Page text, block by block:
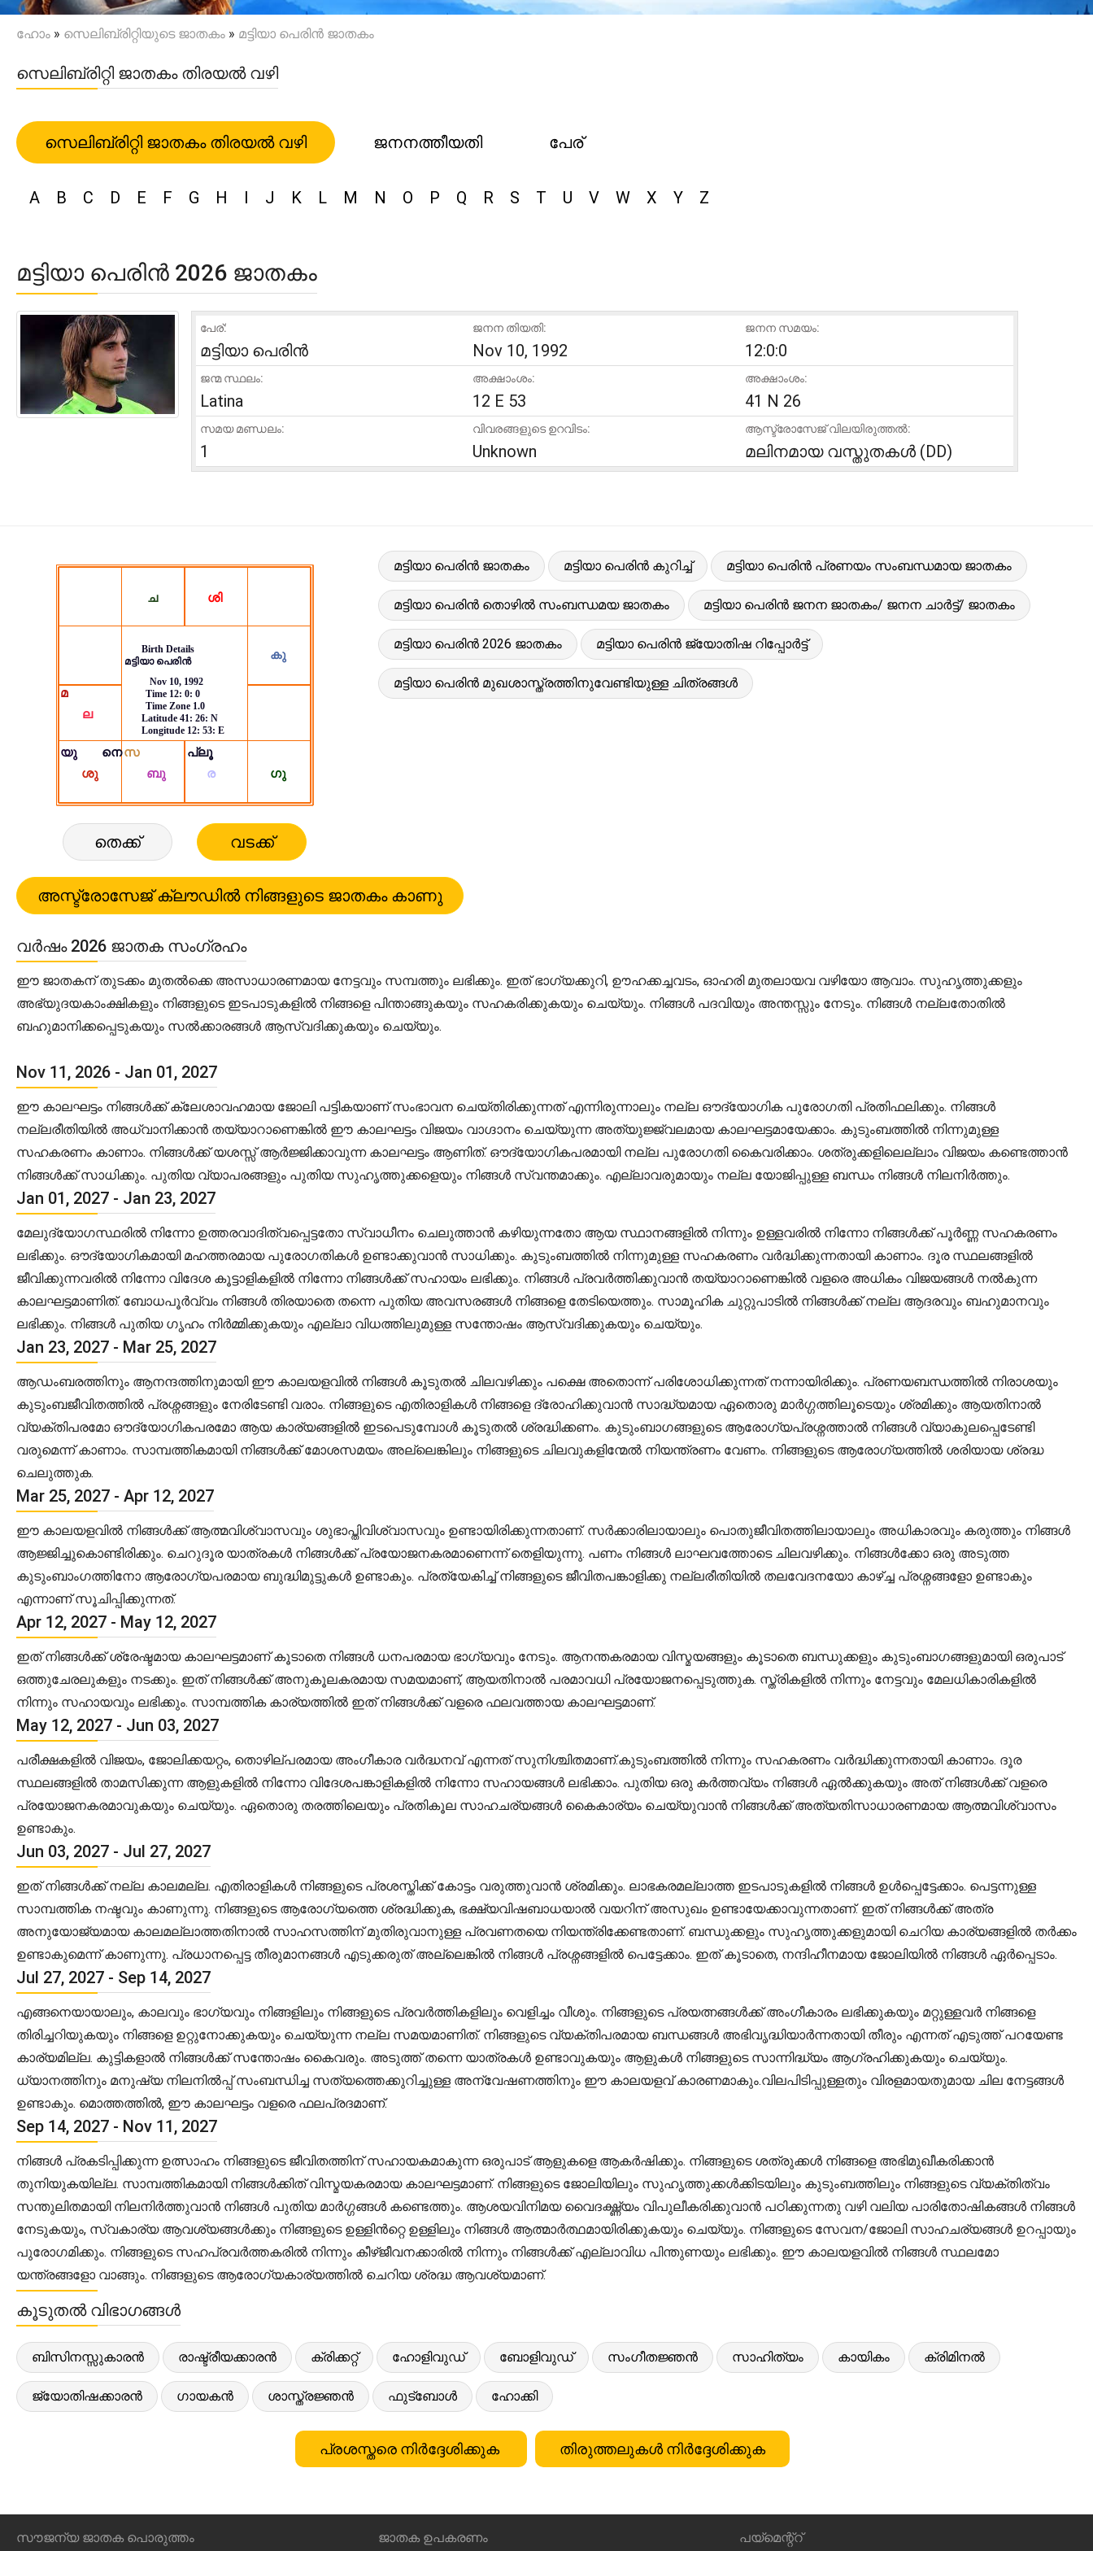
ഹോം » സെലിബ്രിറ്റിയുടെ ജാതകം » മട്ടിയാ പെരിൻ ജാതകം
സെലിബ്രിറ്റി ജാതകം തിരയൽ വഴി
സെലിബ്രിറ്റി ജാതകം തിരയൽ വഴി ജനനത്തീയതി പേര്
A B C D E F G H I J K L M N O P Q R S T U V W X Y Z
മട്ടിയാ പെരിൻ 2026 ജാതകം
പേര്:
മട്ടിയാ പെരിൻ
ജനന തിയതി:
Nov 10, 1992
ജനന സമയം:
12:0:0
ജന്മ സ്ഥലം:
Latina
അക്ഷാംശം:
12 E 53
അക്ഷാംശം:
41 N 26
സമയ മണ്ഡലം:
1
വിവരങ്ങളുടെ ഉറവിടം:
Unknown
ആസ്ട്രോസേജ് വിലയിരുത്തൽ:
മലിനമായ വസ്തുതകൾ (DD)
തെക്ക് വടക്ക്
മട്ടിയാ പെരിൻ ജാതകം മട്ടിയാ പെരിൻ കുറിച്ച് മട്ടിയാ പെരിൻ പ്രണയം സംബന്ധമായ ജാതകം
മട്ടിയാ പെരിൻ തൊഴിൽ സംബന്ധമയ ജാതകം മട്ടിയാ പെരിൻ ജനന ജാതകം/ ജനന ചാർട്ട്/ ജാതകം
മട്ടിയാ പെരിൻ 2026 ജാതകം മട്ടിയാ പെരിൻ ജ്യോതിഷ റിപ്പോർട്ട്
മട്ടിയാ പെരിൻ മുഖശാസ്ത്രത്തിനുവേണ്ടിയുള്ള ചിത്രങ്ങൾ
വർഷം 2026 ജാതക സംഗ്രഹം
ഈ ജാതകന് തുടക്കം മുതൽക്കെ അസാധാരണമായ നേട്ടവും സമ്പത്തും ലഭിക്കും. ഇത് ഭാഗ്യക്കുറി, ഊഹക്കച്ചവടം, ഓഹരി മുതലായവ വഴിയോ ആവാം. സുഹൃത്തുക്കളും
അഭ്യുദയകാംക്ഷികളും നിങ്ങളുടെ ഇടപാടുകളിൽ നിങ്ങളെ പിന്താങ്ങുകയും സഹകരിക്കുകയും ചെയ്യും. നിങ്ങൾ പദവിയും അന്തസ്സും നേടും. നിങ്ങൾ നല്ലതോതിൽ
ബഹുമാനിക്കപ്പെടുകയും സൽക്കാരങ്ങൾ ആസ്വദിക്കുകയും ചെയ്യും.
Nov 11, 2026 - Jan 01, 2027
ഈ കാലഘട്ടം നിങ്ങൾക്ക് ക്ലേശാവഹമായ ജോലി പട്ടികയാണ് സംഭാവന ചെയ്തിരിക്കുന്നത് എന്നിരുന്നാലും നല്ല ഔദ്യോഗിക പുരോഗതി പ്രതിഫലിക്കും. നിങ്ങൾ
നല്ലരീതിയിൽ അധ്വാനിക്കാൻ തയ്യാറാണെങ്കിൽ ഈ കാലഘട്ടം വിജയം വാഗ്ദാനം ചെയ്യുന്ന അത്യുജ്ജ്വലമായ കാലഘട്ടമായേക്കാം. കുടുംബത്തിൽ നിന്നുമുള്ള
സഹകരണം കാണാം. നിങ്ങൾക്ക് യശസ്സ് ആർജ്ജിക്കാവുന്ന കാലഘട്ടം ആണിത്. ഔദ്യോഗികപരമായി നല്ല പുരോഗതി കൈവരിക്കാം. ശത്രുക്കളിലെല്ലാം വിജയം കണ്ടെത്താൻ
നിങ്ങൾക്ക് സാധിക്കും. പുതിയ വ്യാപരങ്ങളും പുതിയ സുഹൃത്തുക്കളെയും നിങ്ങൾ സ്വന്തമാക്കും. എല്ലാവരുമായും നല്ല യോജിപ്പുള്ള ബന്ധം നിങ്ങൾ നിലനിർത്തും.
Jan 01, 2027 - Jan 23, 2027
മേലുദ്യോഗസ്ഥരിൽ നിന്നോ ഉത്തരവാദിത്വപ്പെട്ടതോ സ്വാധീനം ചെലുത്താൻ കഴിയുന്നതോ ആയ സ്ഥാനങ്ങളിൽ നിന്നും ഉള്ളവരിൽ നിന്നോ നിങ്ങൾക്ക് പൂർണ്ണ സഹകരണം
ലഭിക്കും. ഔദ്യോഗികമായി മഹത്തരമായ പുരോഗതികൾ ഉണ്ടാക്കുവാൻ സാധിക്കും. കുടുംബത്തിൽ നിന്നുമുള്ള സഹകരണം വർദ്ധിക്കുന്നതായി കാണാം. ദൂര സ്ഥലങ്ങളിൽ
ജീവിക്കുന്നവരിൽ നിന്നോ വിദേശ കൂട്ടാളികളിൽ നിന്നോ നിങ്ങൾക്ക് സഹായം ലഭിക്കും. നിങ്ങൾ പ്രവർത്തിക്കുവാൻ തയ്യാറാണെങ്കിൽ വളരെ അധികം വിജയങ്ങൾ നൽകുന്ന
കാലഘട്ടമാണിത്. ബോധപൂർവ്വം നിങ്ങൾ തിരയാതെ തന്നെ പുതിയ അവസരങ്ങൾ നിങ്ങളെ തേടിയെത്തും. സാമൂഹിക ചുറ്റുപാടിൽ നിങ്ങൾക്ക് നല്ല ആദരവും ബഹുമാനവും
ലഭിക്കും. നിങ്ങൾ പുതിയ ഗൃഹം നിർമ്മിക്കുകയും എല്ലാ വിധത്തിലുമുള്ള സന്തോഷം ആസ്വദിക്കുകയും ചെയ്യും.
Jan 23, 2027 - Mar 25, 2027
ആഡംബരത്തിനും ആനന്ദത്തിനുമായി ഈ കാലയളവിൽ നിങ്ങൾ കൂടുതൽ ചിലവഴിക്കും പക്ഷെ അതൊന്ന് പരിശോധിക്കുന്നത് നന്നായിരിക്കും. പ്രണയബന്ധത്തിൽ നിരാശയും
കുടുംബജീവിതത്തിൽ പ്രശ്നങ്ങളും നേരിടേണ്ടി വരാം. നിങ്ങളുടെ എതിരാളികൾ നിങ്ങളെ ദ്രോഹിക്കുവാൻ സാദ്ധ്യമായ ഏതൊരു മാർഗ്ഗത്തിലൂടെയും ശ്രമിക്കും ആയതിനാൽ
വ്യക്തിപരമോ ഔദ്യോഗികപരമോ ആയ കാര്യങ്ങളിൽ ഇടപെടുമ്പോൾ കൂടുതൽ ശ്രദ്ധിക്കണം. കുടുംബാഗങ്ങളുടെ ആരോഗ്യപ്രശ്നത്താൽ നിങ്ങൾ വ്യാകുലപ്പെടേണ്ടി
വരുമെന്ന് കാണാം. സാമ്പത്തികമായി നിങ്ങൾക്ക് മോശസമയം അല്ലെങ്കിലും നിങ്ങളുടെ ചിലവുകളിന്മേൽ നിയന്ത്രണം വേണം. നിങ്ങളുടെ ആരോഗ്യത്തിൽ ശരിയായ ശ്രദ്ധ
ചെലുത്തുക.
Mar 25, 2027 - Apr 12, 2027
ഈ കാലയളവിൽ നിങ്ങൾക്ക് ആത്മവിശ്വാസവും ശുഭാപ്തിവിശ്വാസവും ഉണ്ടായിരിക്കുന്നതാണ്. സർക്കാരിലായാലും പൊതുജീവിതത്തിലായാലും അധികാരവും കരുത്തും നിങ്ങൾ
ആജ്ജിച്ചുകൊണ്ടിരിക്കും. ചെറുദൂര യാത്രകൾ നിങ്ങൾക്ക് പ്രയോജനകരമാണെന്ന് തെളിയുന്നു. പണം നിങ്ങൾ ലാഘവത്തോടെ ചിലവഴിക്കും. നിങ്ങൾക്കോ ഒരു അടുത്ത
കുടുംബാംഗത്തിനോ ആരോഗ്യപരമായ ബുദ്ധിമുട്ടുകൾ ഉണ്ടാകും. പ്രത്യേകിച്ച് നിങ്ങളുടെ ജീവിതപങ്കാളിക്കു നല്ലരീതിയിൽ തലവേദനയോ കാഴ്ച്ച പ്രശ്നങ്ങളോ ഉണ്ടാകും
എന്നാണ് സൂചിപ്പിക്കുന്നത്.
Apr 12, 2027 - May 12, 2027
ഇത് നിങ്ങൾക്ക് ശ്രേഷ്ടമായ കാലഘട്ടമാണ് കൂടാതെ നിങ്ങൾ ധനപരമായ ഭാഗ്യവും നേടും. ആനന്തകരമായ വിസ്മയങ്ങളും കൂടാതെ ബന്ധുക്കളും കുടുംബാഗങ്ങളുമായി ഒരുപാട്
ഒത്തുചേരലുകളും നടക്കും. ഇത് നിങ്ങൾക്ക് അനുകൂലകരമായ സമയമാണ്, ആയതിനാൽ പരമാവധി പ്രയോജനപ്പെടുത്തുക. സ്ത്രികളിൽ നിന്നും നേട്ടവും മേലധികാരികളിൽ
നിന്നും സഹായവും ലഭിക്കും. സാമ്പത്തിക കാര്യത്തിൽ ഇത് നിങ്ങൾക്ക് വളരെ ഫലവത്തായ കാലഘട്ടമാണ്.
May 12, 2027 - Jun 03, 2027
പരീക്ഷകളിൽ വിജയം, ജോലിക്കയറ്റം, തൊഴില്പരമായ അംഗീകാര വർദ്ധനവ് എന്നത് സുനിശ്ചിതമാണ്.കുടുംബത്തിൽ നിന്നും സഹകരണം വർദ്ധിക്കുന്നതായി കാണാം. ദൂര
സ്ഥലങ്ങളിൽ താമസിക്കുന്ന ആളുകളിൽ നിന്നോ വിദേശപങ്കാളികളിൽ നിന്നോ സഹായങ്ങൾ ലഭിക്കാം. പുതിയ ഒരു കർത്തവ്യം നിങ്ങൾ ഏൽക്കുകയും അത് നിങ്ങൾക്ക് വളരെ
പ്രയോജനകരമാവുകയും ചെയ്യും. ഏതൊരു തരത്തിലെയും പ്രതികൂല സാഹചര്യങ്ങൾ കൈകാര്യം ചെയ്യുവാൻ നിങ്ങൾക്ക് അത്യതിസാധാരണമായ ആത്മവിശ്വാസം
ഉണ്ടാകും.
Jun 03, 2027 - Jul 27, 2027
ഇത് നിങ്ങൾക്ക് നല്ല കാലമല്ല. എതിരാളികൾ നിങ്ങളുടെ പ്രശസ്തിക്ക് കോട്ടം വരുത്തുവാൻ ശ്രമിക്കും. ലാഭകരമല്ലാത്ത ഇടപാടുകളിൽ നിങ്ങൾ ഉൾപ്പെട്ടേക്കാം. പെട്ടന്നുള്ള
സാമ്പത്തിക നഷ്ടവും കാണുന്നു. നിങ്ങളുടെ ആരോഗ്യത്തെ ശ്രദ്ധിക്കുക, ഭക്ഷ്യവിഷബാധയാൽ വയറിന് അസുഖം ഉണ്ടായേക്കാവുന്നതാണ്. ഇത് നിങ്ങൾക്ക് അത്ര
അനുയോജ്യമായ കാലമല്ലാത്തതിനാൽ സാഹസത്തിന് മുതിരുവാനുള്ള പ്രവണതയെ നിയന്ത്രിക്കേണ്ടതാണ്. ബന്ധുക്കളും സുഹൃത്തുക്കളുമായി ചെറിയ കാര്യങ്ങളിൽ തർക്കം
ഉണ്ടാകുമെന്ന് കാണുന്നു. പ്രധാനപ്പെട്ട തീരുമാനങ്ങൾ എടുക്കരുത് അല്ലെങ്കിൽ നിങ്ങൾ പ്രശ്നങ്ങളിൽ പെട്ടേക്കാം. ഇത് കൂടാതെ, നന്ദിഹീനമായ ജോലിയിൽ നിങ്ങൾ ഏർപ്പെടാം.
Jul 27, 2027 - Sep 14, 2027
എങ്ങനെയായാലും, കാലവും ഭാഗ്യവും നിങ്ങളിലും നിങ്ങളുടെ പ്രവർത്തികളിലും വെളിച്ചം വീശും. നിങ്ങളുടെ പ്രയത്നങ്ങൾക്ക് അംഗീകാരം ലഭിക്കുകയും മറ്റുള്ളവർ നിങ്ങളെ
തിരിച്ചറിയുകയും നിങ്ങളെ ഉറ്റുനോക്കുകയും ചെയ്യുന്ന നല്ല സമയമാണിത്. നിങ്ങളുടെ വ്യക്തിപരമായ ബന്ധങ്ങൾ അഭിവൃദ്ധിയാർന്നതായി തീരും എന്നത് എടുത്ത് പറയേണ്ട
കാര്യമില്ല. കുട്ടികളാൽ നിങ്ങൾക്ക് സന്തോഷം കൈവരും. അടുത്ത് തന്നെ യാത്രകൾ ഉണ്ടാവുകയും ആളുകൾ നിങ്ങളുടെ സാന്നിദ്ധ്യം ആഗ്രഹിക്കുകയും ചെയ്യും.
ധ്യാനത്തിനും മനുഷ്യ നിലനിൽപ്പ് സംബന്ധിച്ച സത്യത്തെക്കുറിച്ചുള്ള അന്വേഷണത്തിനും ഈ കാലയളവ് കാരണമാകും.വിലപിടിപ്പുള്ളതും വിരളമായതുമായ ചില നേട്ടങ്ങൾ
ഉണ്ടാകും. മൊത്തത്തിൽ, ഈ കാലഘട്ടം വളരെ ഫലപ്രദമാണ്.
Sep 14, 2027 - Nov 11, 2027
നിങ്ങൾ പ്രകടിപ്പിക്കുന്ന ഉത്സാഹം നിങ്ങളുടെ ജീവിതത്തിന് സഹായകമാകുന്ന ഒരുപാട് ആളുകളെ ആകർഷിക്കും. നിങ്ങളുടെ ശത്രുക്കൾ നിങ്ങളെ അഭിമുഖീകരിക്കാൻ
തുനിയുകയില്ല. സാമ്പത്തികമായി നിങ്ങൾക്കിത് വിസ്മയകരമായ കാലഘട്ടമാണ്. നിങ്ങളുടെ ജോലിയിലും സുഹൃത്തുക്കൾക്കിടയിലും കുടുംബത്തിലും നിങ്ങളുടെ വ്യക്തിത്വം
സന്തുലിതമായി നിലനിർത്തുവാൻ നിങ്ങൾ പുതിയ മാർഗ്ഗങ്ങൾ കണ്ടെത്തും. ആശയവിനിമയ വൈദഗ്ദ്ധ്യം വിപുലീകരിക്കുവാൻ പഠിക്കുന്നതു വഴി വലിയ പാരിതോഷികങ്ങൾ നിങ്ങൾ
നേടുകയും, സ്വകാര്യ ആവശ്യങ്ങൾക്കും നിങ്ങളുടെ ഉള്ളിൻറ്റെ ഉള്ളിലും നിങ്ങൾ ആത്മാർത്ഥമായിരിക്കുകയും ചെയ്യും. നിങ്ങളുടെ സേവന/ജോലി സാഹചര്യങ്ങൾ ഉറപ്പായും
പുരോഗമിക്കും. നിങ്ങളുടെ സഹപ്രവർത്തകരിൽ നിന്നും കീഴ്ജീവനക്കാരിൽ നിന്നും നിങ്ങൾക്ക് എല്ലാവിധ പിന്തുണയും ലഭിക്കും. ഈ കാലയളവിൽ നിങ്ങൾ സ്ഥലമോ
യന്ത്രങ്ങളോ വാങ്ങും. നിങ്ങളുടെ ആരോഗ്യകാര്യത്തിൽ ചെറിയ ശ്രദ്ധ ആവശ്യമാണ്.
കൂടുതൽ വിഭാഗങ്ങൾ
ബിസിനസ്സുകാരൻ രാഷ്ട്രീയക്കാരൻ ക്രിക്കറ്റ് ഹോളിവുഡ് ബോളിവുഡ് സംഗീതജ്ഞൻ സാഹിത്യം കായികം ക്രിമിനൽ
ജ്യോതിഷക്കാരൻ ഗായകൻ ശാസ്ത്രജ്ഞൻ ഫുട്ബോൾ ഹോക്കി
പ്രശസ്തരെ നിർദ്ദേശിക്കുക തിരുത്തലുകൾ നിർദ്ദേശിക്കുക
സൗജന്യ ജാതക പൊരുത്തം ജാതക ഉപകരണം പയ്മെന്റ്റ്